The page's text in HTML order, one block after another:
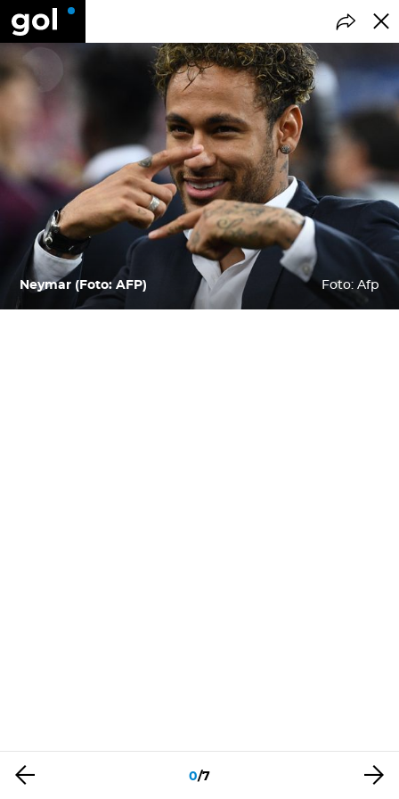
Neymar (Foto: AFP) Foto: Afp
0/7